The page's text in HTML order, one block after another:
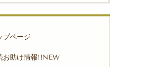
プページ
お助け情報!!NEW